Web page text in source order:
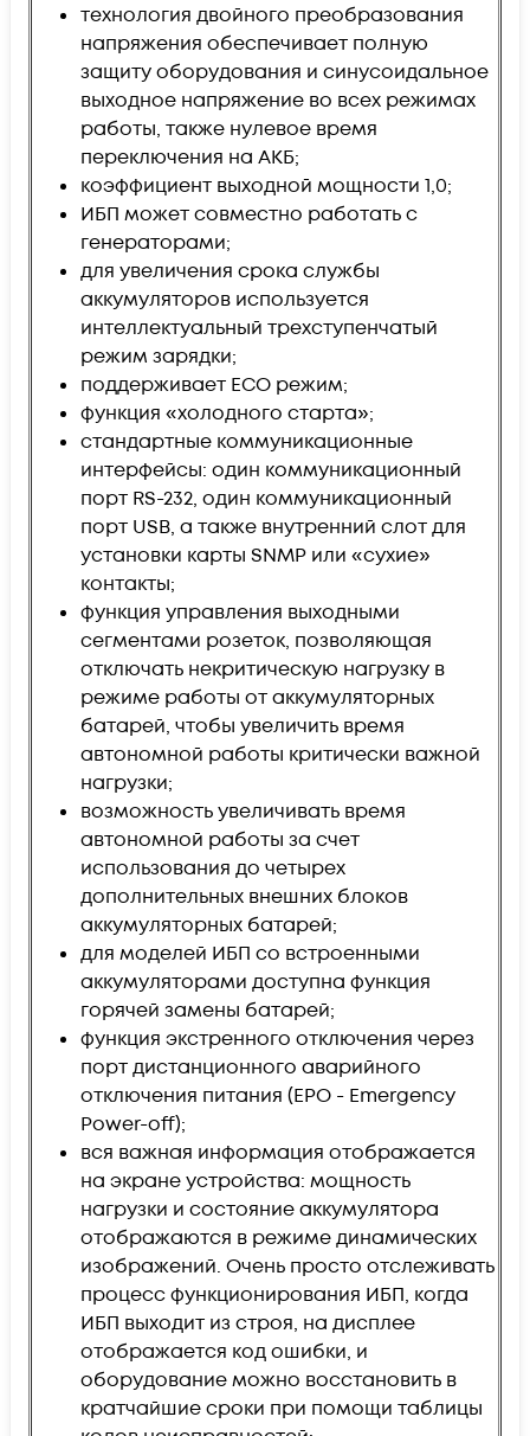
технология двойного преобразования
напряжения обеспечивает полную
защиту оборудования и синусоидальное
выходное напряжение во всех режимах
работы, также нулевое время
переключения на АКБ;
коэффициент выходной мощности 1,0;
ИБП может совместно работать с
генераторами;
для увеличения срока службы
аккумуляторов используется
интеллектуальный трехступенчатый
режим зарядки;
поддерживает ECO режим;
функция «холодного старта»;
стандартные коммуникационные
интерфейсы: один коммуникационный
порт RS-232, один коммуникационный
порт USB, а также внутренний слот для
установки карты SNMP или «сухие»
контакты;
функция управления выходными
сегментами розеток, позволяющая
отключать некритическую нагрузку в
режиме работы от аккумуляторных
батарей, чтобы увеличить время
автономной работы критически важной
нагрузки;
возможность увеличивать время
автономной работы за счет
использования до четырех
дополнительных внешних блоков
аккумуляторных батарей;
для моделей ИБП со встроенными
аккумуляторами доступна функция
горячей замены батарей;
функция экстренного отключения через
порт дистанционного аварийного
отключения питания (EPO - Emergency
Power-off);
вся важная информация отображается
на экране устройства: мощность
нагрузки и состояние аккумулятора
отображаются в режиме динамических
изображений. Очень просто отслеживать
процесс функционирования ИБП, когда
ИБП выходит из строя, на дисплее
отображается код ошибки, и
оборудование можно восстановить в
кратчайшие сроки при помощи таблицы